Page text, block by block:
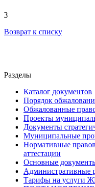
3
Возврат к списку
Разделы
Каталог документов
Порядок
Обжалованные
Проекты
Документы
Муниципальные
Нормативные
аттестации
Основные
Административные
Тарифы на услуги